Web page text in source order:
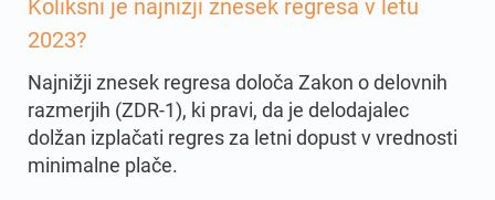
2023?
Najnižji znesek regresa določa Zakon o delovnih
razmerjih (ZDR-1), ki pravi, da je delodajalec
dolžan izplačati regres za letni dopust v vrednosti
minimalne plače.